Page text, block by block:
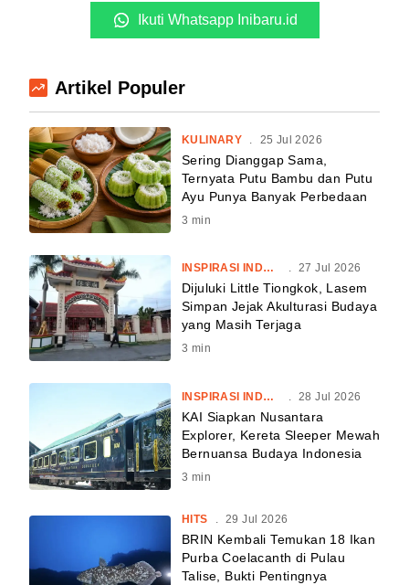
Ikuti Whatsapp Inibaru.id
Artikel Populer
KULINARY . 25 Jul 2026
Sering Dianggap Sama,
Ternyata Putu Bambu dan Putu
Ayu Punya Banyak Perbedaan
3 min
INSPIRASI INDONESIA . 27 Jul 2026
Dijuluki Little Tiongkok, Lasem
Simpan Jejak Akulturasi Budaya
yang Masih Terjaga
3 min
INSPIRASI INDONESIA 28 Jul 2026
KAI Siapkan Nusantara
Explorer, Kereta Sleeper Mewah
Bernuansa Budaya Indonesia
3 min
HITS 29 Jul 2026
BRIN Kembali Temukan 18 Ikan
Purba Coelacanth di Pulau
Talise, Bukti Pentingnya